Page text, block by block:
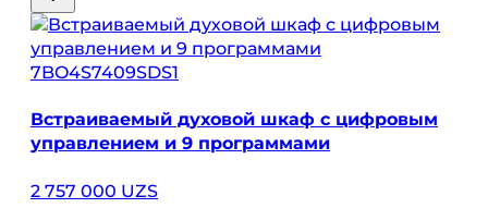
7BO4S7409SDS1
Встраиваемый духовой шкаф с цифровым
управлением и 9 программами
2 757 000 UZS